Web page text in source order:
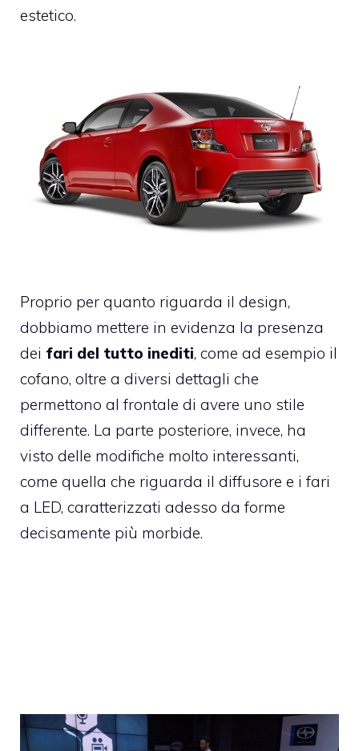
estetico.
Proprio per quanto riguarda il design,
dobbiamo mettere in evidenza la presenza
dei fari del tutto inediti, come ad esempio il
cofano, oltre a diversi dettagli che
permettono al frontale di avere uno stile
differente. La parte posteriore, invece, ha
visto delle modifiche molto interessanti,
come quella che riguarda il diffusore e i fari
a LED, caratterizzati adesso da forme
decisamente più morbide.